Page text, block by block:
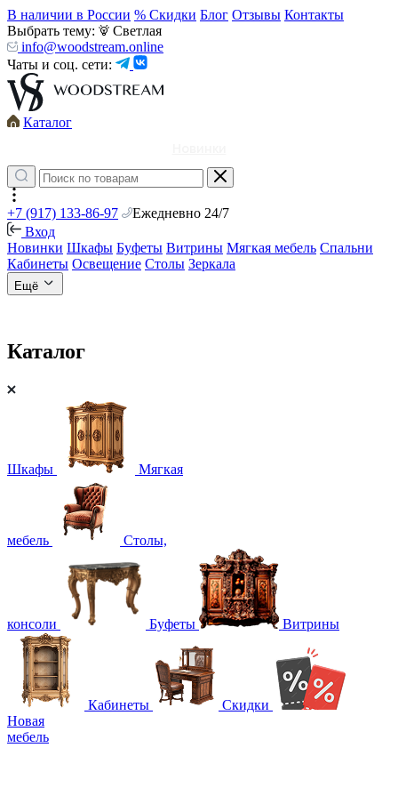
В наличии в России % Скидки Блог Отзывы Контакты
Выбрать тему:
Светлая
info@woodstream.online
Чаты и соц. сети:
Каталог
+7 (917) 133-86-97
Ежедневно 24/7
Вход
Новинки Шкафы Буфеты Витрины Мягкая мебель Спальни
Кабинеты Освещение Столы Зеркала
Ещё
Каталог
Шкафы Мягкая
мебель Столы,
консоли Буфеты Витрины
Кабинеты
Скидки
Новая
мебель